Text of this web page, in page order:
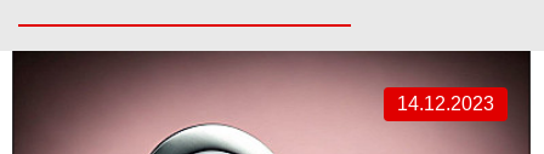
14.12.2023